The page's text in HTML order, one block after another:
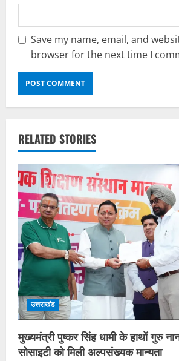
Save my name, email, and
browser for the next time I
RELATED STORIES
उत्तराखंड
मुख्यमंत्री पुष्कर सिंह धामी के हाथों गुरु
सोसाइटी को मिली अल्पसंख्यक मान्यता